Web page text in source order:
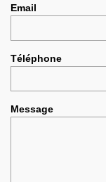
Email
Téléphone
Message